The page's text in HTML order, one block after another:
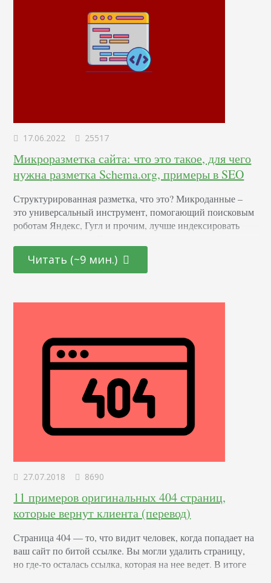
17.06.2022 25517
Микроразметка сайта: что это такое, для чего
нужна разметка Schema.org, примеры в SEO
Структурированная разметка, что это? Микроданные –
это универсальный инструмент, помогающий поисковым
роботам Яндекс, Гугл и прочим, лучше индексировать
тегов, описывающих элементы. Крупные ПС имеют для
этих целей специально разработанный словарь,
формировать сниппеты. Что такое Schema.org и зачем она
Читать (~9 мин.)
27.07.2018 8690
11 примеров оригинальных 404 страниц,
которые вернут клиента (перевод)
Страница 404 — то, что видит человек, когда попадает на
ваш сайт по битой ссылке. Вы могли удалить страницу,
но где-то осталась ссылка, которая на нее ведет. В итоге